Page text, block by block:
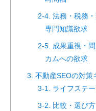
2-4. 法務・税務
専門知識欲求
2-5. 成果重視・
カムへの欲求
3. 不動産SEOの対策
3-1. ライフステ
3-2. 比較・選び